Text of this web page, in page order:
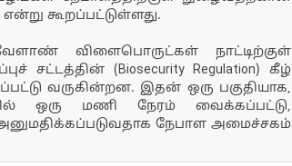
கூறப்பட்டுள்ளது.
விளைபொருட்கள் நாட்டிற்குள்
சட்டத்தின் (Biosecurity Regulation) கீழ்
வருகின்றன. இதன் ஒரு பகுதியாக,
ஒரு மணி நேரம் வைக்கப்பட்டு,
நேபாள அமைச்சகம்